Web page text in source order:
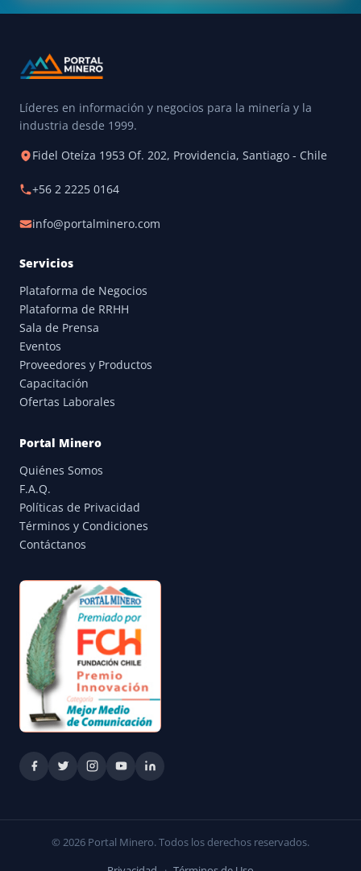
Líderes en información y negocios para la minería y la
industria desde 1999.
Fidel Oteíza 1953 Of. 202, Providencia, Santiago - Chile
+56 2 2225 0164
info@portalminero.com
Servicios
Plataforma de Negocios
Plataforma de RRHH
Sala de Prensa
Eventos
Proveedores y Productos
Capacitación
Ofertas Laborales
Portal Minero
Quiénes Somos
F.A.Q.
Políticas de Privacidad
Términos y Condiciones
Contáctanos
© 2026 Portal Minero. Todos los derechos reservados.